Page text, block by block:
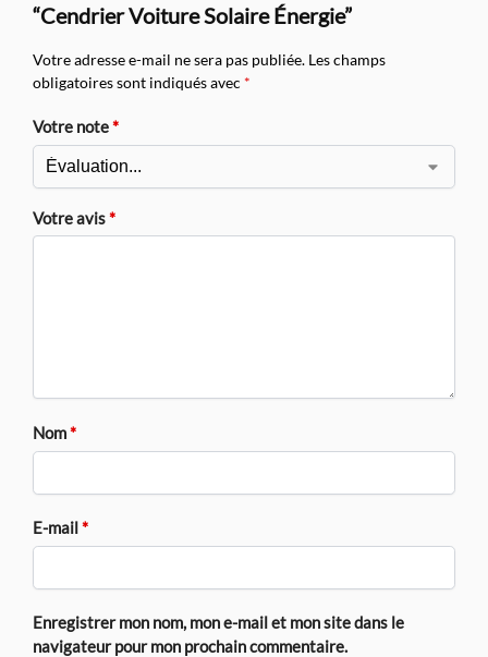
“Cendrier Voiture Solaire Énergie”
Votre adresse e-mail ne sera pas publiée. Les champs
obligatoires sont indiqués avec *
Votre note*
Votre avis*
Nom*
E-mail*
Enregistrer mon nom, mon e-mail et mon site dans le
navigateur pour mon prochain commentaire.